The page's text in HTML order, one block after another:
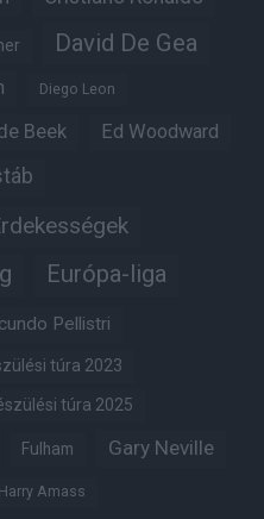
David De Gea
Diego Leon
Beek Ed Woodward
Európa-liga
Pellistri
túra 2023
túra 2025
Fulham Gary Neville
Harry Amass